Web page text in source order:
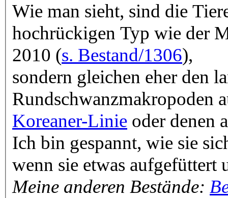
Wie man sieht, sind die
hochrückigen Typ wie der
2010 (s. Bestand/1306),
sondern gleichen eher den
Rundschwanzmakropoden
Koreaner-Linie oder denen
Ich bin gespannt, wie sie
wenn sie etwas aufgefüttert
Meine anderen Bestände: